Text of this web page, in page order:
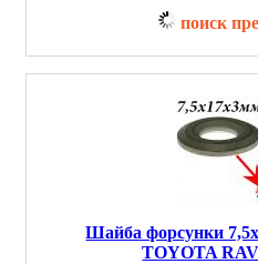
поиск
Шайба форсунки
TOYOTA RAV